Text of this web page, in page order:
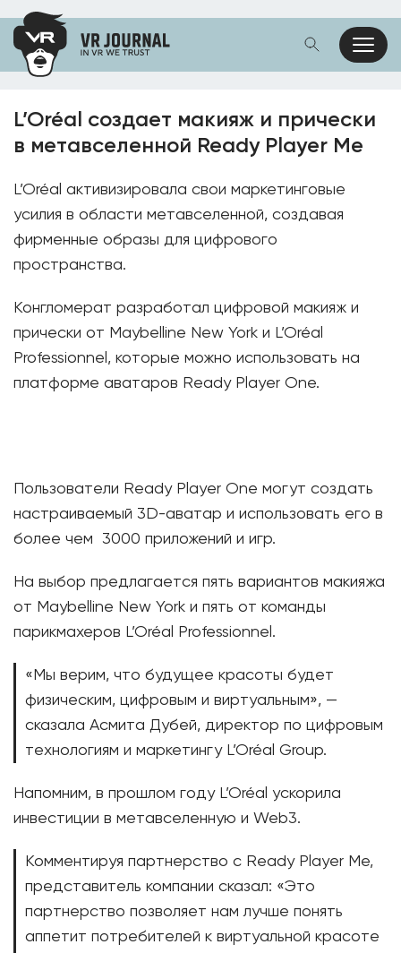
L’Oréal создает макияж и прически
в метавселенной Ready Player Me
L’Oréal активизировала свои маркетинговые
усилия в области метавселенной, создавая
фирменные образы для цифрового
пространства.
Конгломерат разработал цифровой макияж и
прически от Maybelline New York и L’Oréal
Professionnel, которые можно использовать на
платформе аватаров Ready Player One.
Пользователи Ready Player One могут создать
настраиваемый 3D-аватар и использовать его в
более чем 3000 приложений и игр.
На выбор предлагается пять вариантов макияжа
от Maybelline New York и пять от команды
парикмахеров L’Oréal Professionnel.
«Мы верим, что будущее красоты будет
физическим, цифровым и виртуальным», —
сказала Асмита Дубей, директор по цифровым
технологиям и маркетингу L’Oréal Group.
Напомним, в прошлом году L’Oréal ускорила
инвестиции в метавселенную и Web3.
Комментируя партнерство с Ready Player Me,
представитель компании сказал: «Это
партнерство позволяет нам лучше понять
аппетит потребителей к виртуальной красоте